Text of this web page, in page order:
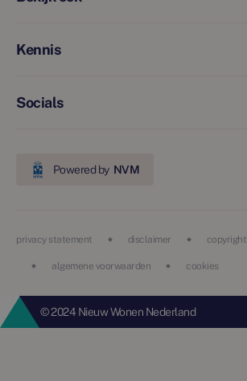
Kennis
Socials
Powered by NVM
privacy statement disclaimer copyright
algemene voorwaarden cookies
© 2024 Nieuw Wonen Nederland